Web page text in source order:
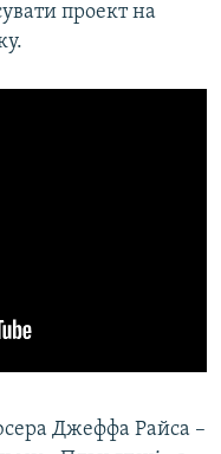
проект на
Джеффа Райса –